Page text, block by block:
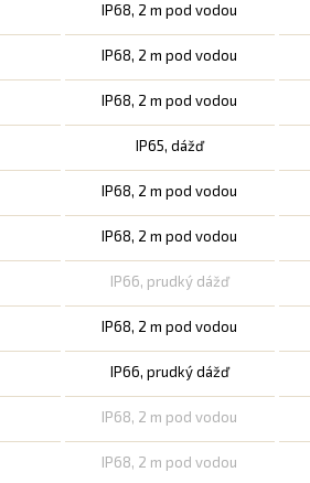
IP68, 2 m pod vodou
IP68, 2 m pod vodou
IP68, 2 m pod vodou
IP65, dážď
IP68, 2 m pod vodou
IP68, 2 m pod vodou
IP66, prudký dážď
IP68, 2 m pod vodou
IP66, prudký dážď
IP68, 2 m pod vodou
IP68, 2 m pod vodou